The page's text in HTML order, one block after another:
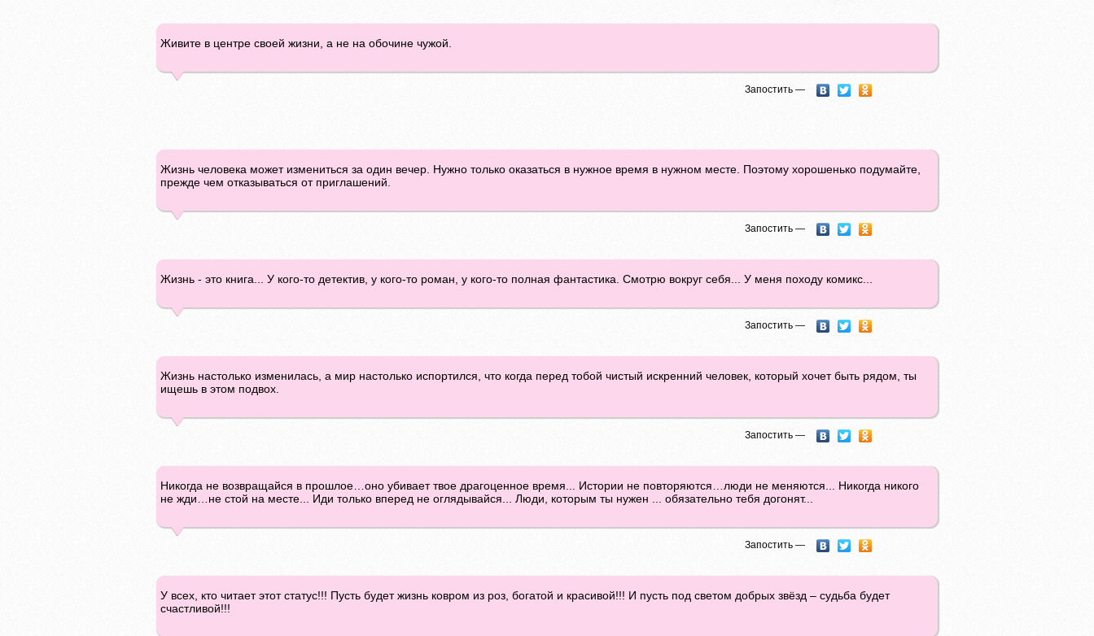
Живите в центре своей жизни, а не на обочине чужой.
Запостить —
Жизнь человека может измениться за один вечер. Нужно только оказаться в нужное время в нужном месте. Поэтому хорошенько подумайте,
прежде чем отказываться от приглашений.
Запостить —
Жизнь - это книга... У кого-то детектив, у кого-то роман, у кого-то полная фантастика. Смотрю вокруг себя... У меня походу комикс...
Запостить —
Жизнь настолько изменилась, а мир настолько испортился, что когда перед тобой чистый искренний человек, который хочет быть рядом, ты
ищешь в этом подвох.
Запостить —
Никогда не возвращайся в прошлое…оно убивает твое драгоценное время... Истории не повторяются…люди не меняются... Никогда никого
не жди…не стой на месте... Иди только вперед не оглядывайся... Люди, которым ты нужен ... обязательно тебя догонят...
Запостить —
У всех, кто читает этот статус!!! Пусть будет жизнь ковром из роз, богатой и красивой!!! И пусть под светом добрых звёзд – судьба будет
счастливой!!!